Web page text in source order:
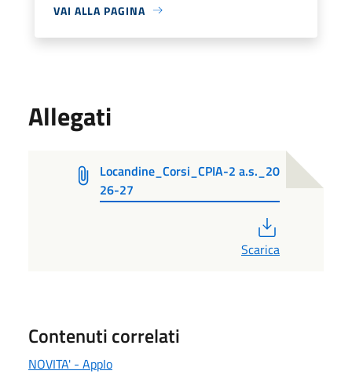
VAI ALLA PAGINA
Allegati
Locandine_Corsi_CPIA-2 a.s._20
26-27
Scarica
Contenuti correlati
NOVITA' - AppIo